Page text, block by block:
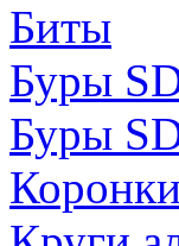
Биты
Буры
Буры
Коронки